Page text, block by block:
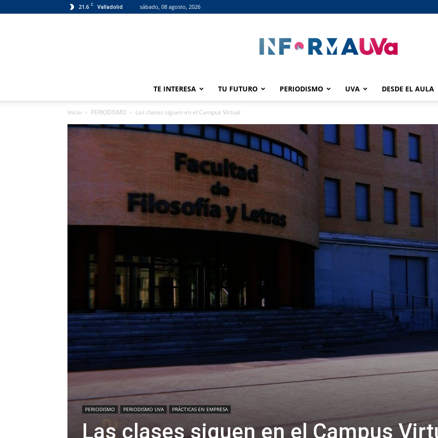
21.6 C Valladolid sábado, 08 agosto, 2026
informaUVA
TE INTERESA TU FUTURO PERIODISMO UVA DESDE EL AULA
Inicio PERIODISMO Las clases siguen en el Campus Virtual
PERIODISMO PERIODISMO UVA PRÁCTICAS EN EMPRESA
Las clases siguen en el Campus